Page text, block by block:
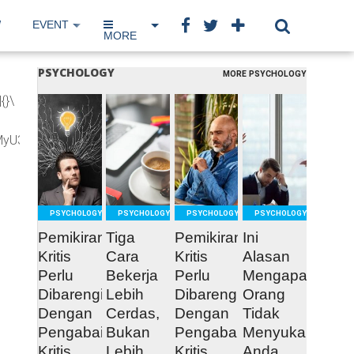
EVENT IP NETWORK
BOOK
MORE
PSYCHOLOGY MORE PSYCHOLOGY
READ
MORE
PSYCHOLOGY
Pemikiran
Kritis
Perlu
Dibarengi
Dengan
Pengabaian
READ
MORE
PSYCHOLOGY
Tiga
Cara
Bekerja
Lebih
Cerdas,
Bukan
READ
MORE
PSYCHOLOGY
Pemikiran
Kritis
Perlu
Dibarengi
Dengan
Pengabaian
MORE
PSYCHOLOGY
Ini
Alasan
Mengapa
Orang
Tidak
Menyukai